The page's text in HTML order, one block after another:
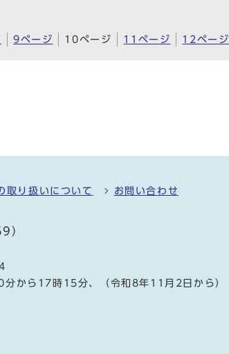
9ページ 10ページ 11ページ 12ページ
取り扱いについて お問い合わせ
）
から17時15分、（令和8年11月2日から）